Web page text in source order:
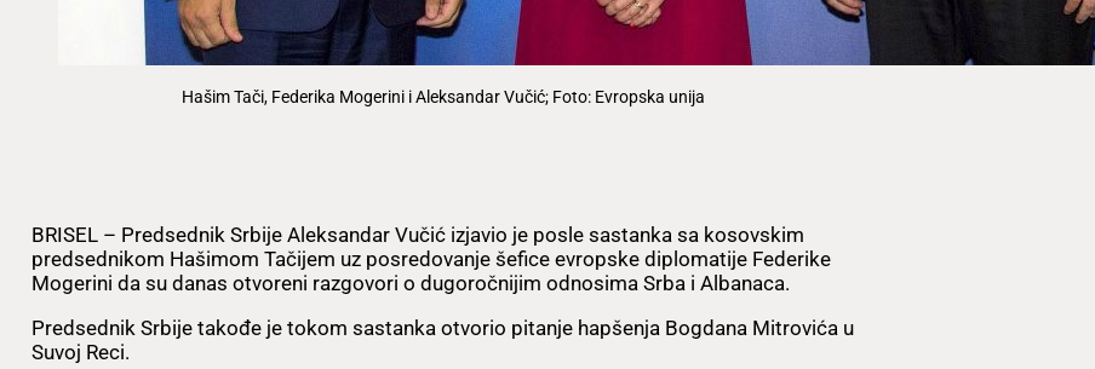
Hašim Tači, Federika Mogerini i Aleksandar Vučić; Foto: Evropska unija
BRISEL – Predsednik Srbije Aleksandar Vučić izjavio je posle sastanka sa kosovskim
predsednikom Hašimom Tačijem uz posredovanje šefice evropske diplomatije Federike
Mogerini da su danas otvoreni razgovori o dugoročnijim odnosima Srba i Albanaca.
Predsednik Srbije takođe je tokom sastanka otvorio pitanje hapšenja Bogdana Mitrovića u
Suvoj Reci.